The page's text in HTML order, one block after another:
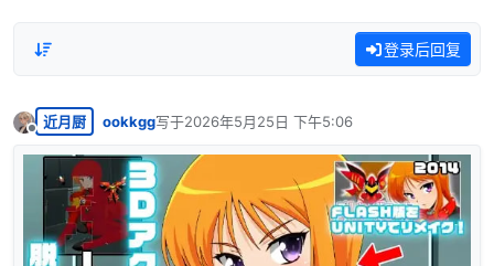
登录后回复
离线
近月厨 ookkgg写于2026年5月25日 下午5:06
最后由 编辑